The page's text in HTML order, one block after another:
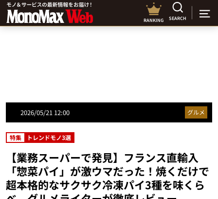
RANKING SEARCH
2026/05/21 12:00 グルメ
特集 トレンドモノ3選
【業務スーパーで発見】フランス直輸入
「惣菜パイ」が激ウマだった！焼くだけで
超本格的なサクサク冷凍パイ3種を味くら